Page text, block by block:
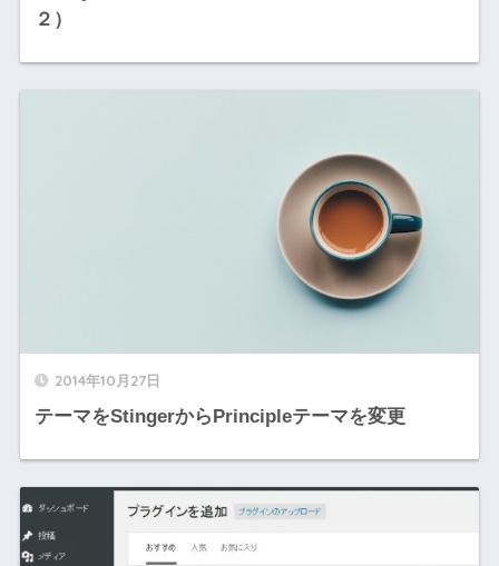
２）
2014年10月27日
テーマをStingerからPrincipleテーマを変更